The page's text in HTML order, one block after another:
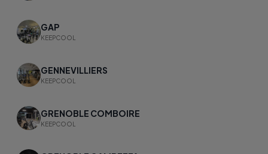
GAP
KEEPCOOL
GENNEVILLIERS
KEEPCOOL
GRENOBLE COMBOIRE
KEEPCOOL